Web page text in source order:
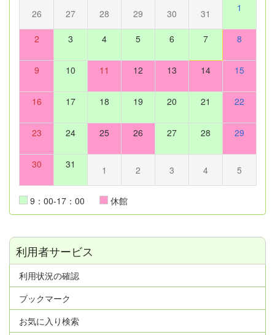
26 27 28 29 30 31 1
2 3 4 5 6 7 8
9 10 11 12 13 14 15
16 17 18 19 20 21 22
23 24 25 26 27 28 29
30 31 1 2 3 4 5
9：00-17：00 休館
利用者サービス
利用状況の確認
ブックマーク
お気に入り検索